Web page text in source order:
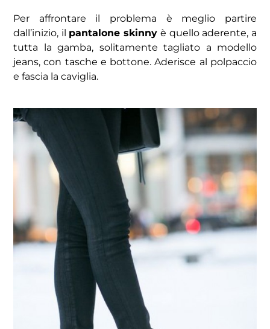
Per affrontare il problema è meglio partire
dall’inizio, il pantalone skinny è quello aderente, a
tutta la gamba, solitamente tagliato a modello
jeans, con tasche e bottone. Aderisce al polpaccio
e fascia la caviglia.